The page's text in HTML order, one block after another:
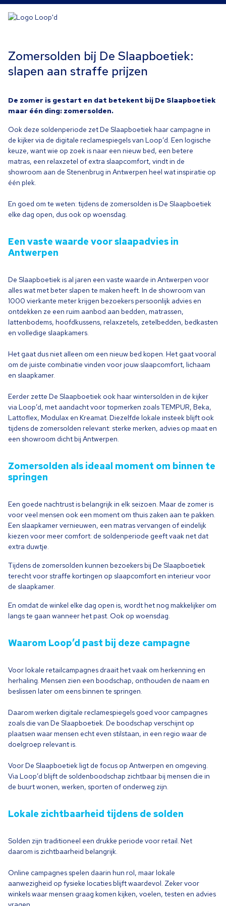
Zomersolden bij De Slaapboetiek:
slapen aan straffe prijzen
De zomer is gestart en dat betekent bij De Slaapboetiek
maar één ding: zomersolden.
Ook deze soldenperiode zet De Slaapboetiek haar campagne in
de kijker via de digitale reclamespiegels van Loop’d. Een logische
keuze, want wie op zoek is naar een nieuw bed, een betere
matras, een relaxzetel of extra slaapcomfort, vindt in de
showroom aan de Stenenbrug in Antwerpen heel wat inspiratie op
één plek.
En goed om te weten: tijdens de zomersolden is De Slaapboetiek
elke dag open, dus ook op woensdag.
Een vaste waarde voor slaapadvies in
Antwerpen
De Slaapboetiek is al jaren een vaste waarde in Antwerpen voor
alles wat met beter slapen te maken heeft. In de showroom van
1000 vierkante meter krijgen bezoekers persoonlijk advies en
ontdekken ze een ruim aanbod aan bedden, matrassen,
lattenbodems, hoofdkussens, relaxzetels, zetelbedden, bedkasten
en volledige slaapkamers.
Het gaat dus niet alleen om een nieuw bed kopen. Het gaat vooral
om de juiste combinatie vinden voor jouw slaapcomfort, lichaam
en slaapkamer.
Eerder zette De Slaapboetiek ook haar wintersolden in de kijker
via Loop’d, met aandacht voor topmerken zoalsTEMPUR, Beka,
Lattoflex, Modulax en Kreamat. Diezelfde lokale insteek blijft ook
tijdens de zomersolden relevant: sterke merken, advies op maat en
een showroom dicht bij Antwerpen.
Zomersolden als ideaal moment om binnen te
springen
Een goede nachtrust is belangrijk in elk seizoen. Maar de zomer is
voor veel mensen ook een moment om thuis zaken aan te pakken.
Een slaapkamer vernieuwen, een matras vervangen of eindelijk
kiezen voor meer comfort: de soldenperiode geeft vaak net dat
extra duwtje.
Tijdens de zomersolden kunnen bezoekers bij De Slaapboetiek
terecht voor straffe kortingen op slaapcomfort en interieur voor
de slaapkamer.
En omdat de winkel elke dag open is, wordt het nog makkelijker om
langs te gaan wanneer het past. Ook op woensdag.
Waarom Loop’d past bij deze campagne
Voor lokale retailcampagnes draait het vaak om herkenning en
herhaling. Mensen zien een boodschap, onthouden de naam en
beslissen later om eens binnen te springen.
Daarom werken digitale reclamespiegels goed voor campagnes
zoals die van De Slaapboetiek. De boodschap verschijnt op
plaatsen waar mensen echt even stilstaan, in een regio waar de
doelgroep relevant is.
Voor De Slaapboetiek ligt de focus op Antwerpen en omgeving.
Via Loop’d blijft de soldenboodschap zichtbaar bij mensen die in
de buurt wonen, werken, sporten of onderweg zijn.
Lokale zichtbaarheid tijdens de solden
Solden zijn traditioneel een drukke periode voor retail. Net
daarom is zichtbaarheid belangrijk.
Online campagnes spelen daarin hun rol, maar lokale
aanwezigheid op fysieke locaties blijft waardevol. Zeker voor
winkels waar mensen graag komen kijken, voelen, testen en advies